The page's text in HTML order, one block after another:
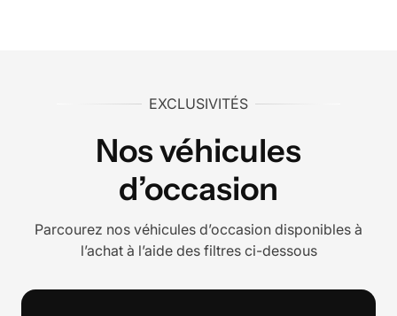
EXCLUSIVITÉS
Nos véhicules
d’occasion
Parcourez nos véhicules d’occasion disponibles à
l’achat à l’aide des filtres ci-dessous